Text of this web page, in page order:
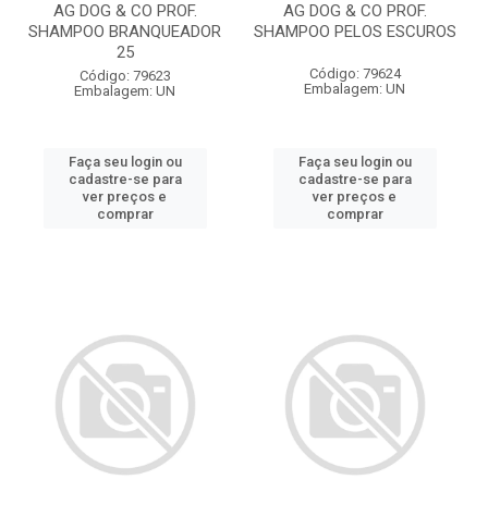
AG DOG & CO PROF.
SHAMPOO BRANQUEADOR
25
Código: 79623
Embalagem: UN
Faça seu login ou
cadastre-se para
ver preços e
comprar
AG DOG & CO PROF.
SHAMPOO PELOS ESCUROS
Código: 79624
Embalagem: UN
Faça seu login ou
cadastre-se para
ver preços e
comprar